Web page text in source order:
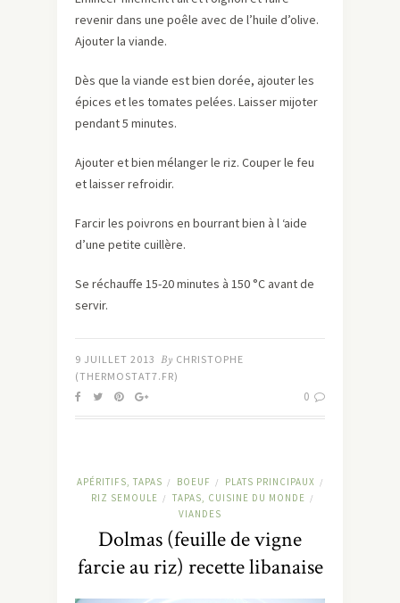
revenir dans une poêle avec de l’huile d’olive.
Ajouter la viande.
Dès que la viande est bien dorée, ajouter les
épices et les tomates pelées. Laisser mijoter
pendant 5 minutes.
Ajouter et bien mélanger le riz. Couper le feu
et laisser refroidir.
Farcir les poivrons en bourrant bien à l ‘aide
d’une petite cuillère.
Se réchauffe 15-20 minutes à 150 °C avant de
servir.
9 JUILLET 2013 By CHRISTOPHE
(THERMOSTAT7.FR)
0
APÉRITIFS, TAPAS / BOEUF / PLATS PRINCIPAUX /
RIZ SEMOULE / TAPAS, CUISINE DU MONDE /
VIANDES
Dolmas (feuille de vigne
farcie au riz) recette libanaise